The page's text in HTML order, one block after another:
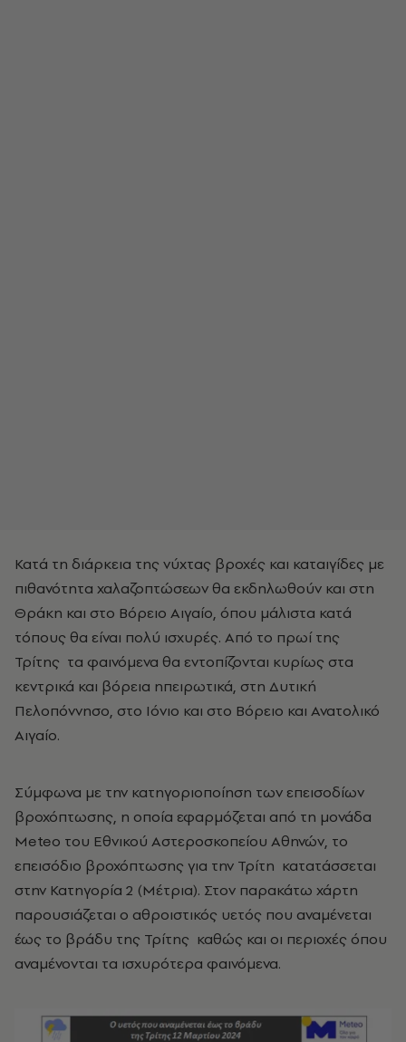
Κατά τη διάρκεια της νύχτας βροχές και καταιγίδες με
πιθανότητα χαλαζοπτώσεων θα εκδηλωθούν και στη
Θράκη και στο Βόρειο Αιγαίο, όπου μάλιστα κατά
τόπους θα είναι πολύ ισχυρές. Από το πρωί της
Τρίτης τα φαινόμενα θα εντοπίζονται κυρίως στα
κεντρικά και βόρεια ηπειρωτικά, στη Δυτική
Πελοπόννησο, στο Ιόνιο και στο Βόρειο και Ανατολικό
Αιγαίο.
Σύμφωνα με την κατηγοριοποίηση των επεισοδίων
βροχόπτωσης, η οποία εφαρμόζεται από τη μονάδα
Meteo του Εθνικού Αστεροσκοπείου Αθηνών, το
επεισόδιο βροχόπτωσης για την Τρίτη κατατάσσεται
στην Κατηγορία 2 (Μέτρια). Στον παρακάτω χάρτη
παρουσιάζεται ο αθροιστικός υετός που αναμένεται
έως το βράδυ της Τρίτης καθώς και οι περιοχές όπου
αναμένονται τα ισχυρότερα φαινόμενα.